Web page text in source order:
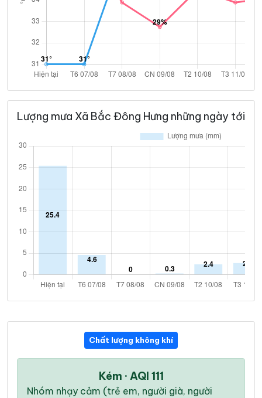
Lượng mưa Xã Bắc Đông Hưng những ngày tới
Chất lượng không khí
Kém · AQI 111
Nhóm nhạy cảm (trẻ em, người già, người